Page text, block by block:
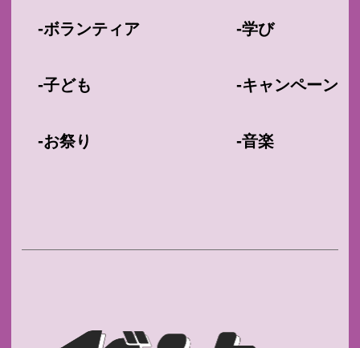
-ボランティア
-子ども
-お祭り
-学び
-キャンペーン
-音楽